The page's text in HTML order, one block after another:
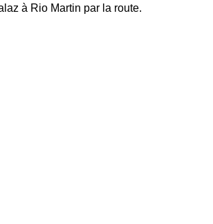
à Rio Martin par la route.